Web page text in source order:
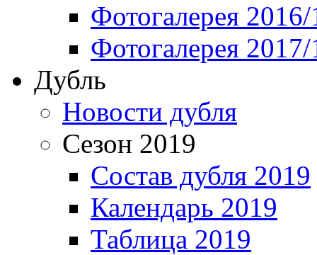
Фотогалерея
Фотогалерея
Дубль
Новости дубля
Сезон 2019
Состав дубля 2019
Календарь 2019
Таблица 2019